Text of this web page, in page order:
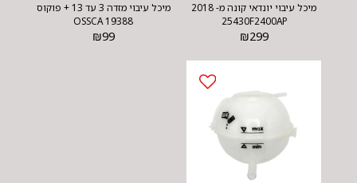
מיכל עיבוי יונדאי קונה מ- 2018
25430F2400AP
₪299
מיכל עיבוי מזדה 3 עד 13 + פוקוס
OSSCA 19388
₪99